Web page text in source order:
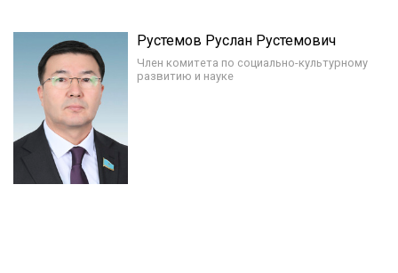
Рустемов Руслан Рустемович
Член комитета по социально-культурному
развитию и науке